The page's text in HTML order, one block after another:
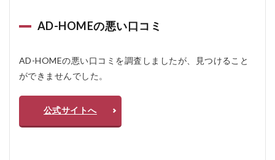
す
6.2
Q2：
補助
金の
申請
は代
行し
AD-HOMEの悪い口コミ
AD-HOMEの悪い口コミを調査しましたが、見つけること
ができませんでした。
公式サイトへ